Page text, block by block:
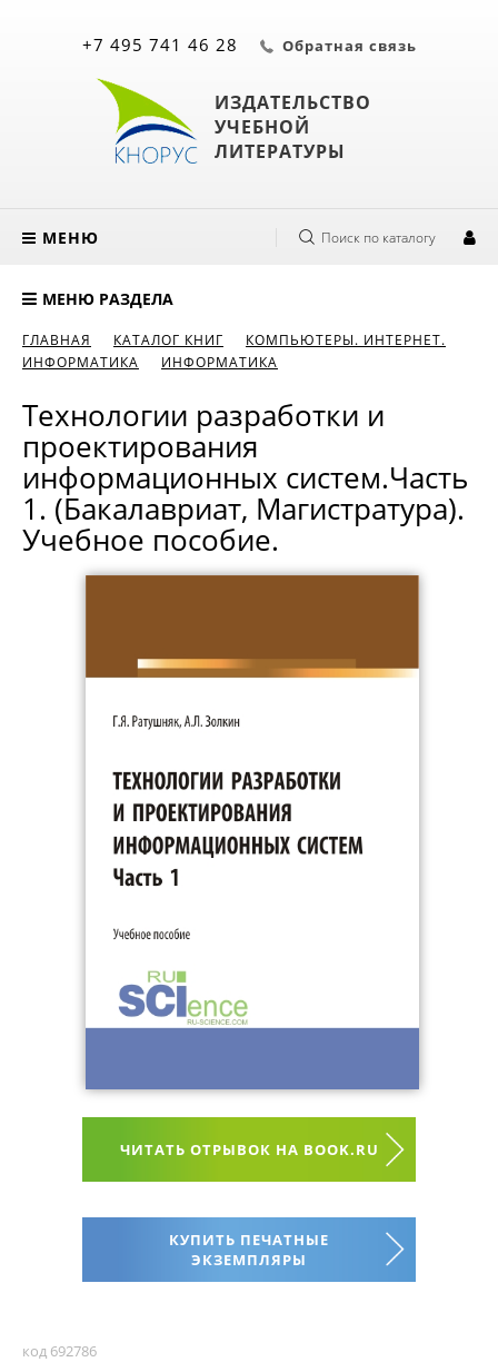
ИЗДАТЕЛЬСТВО
УЧЕБНОЙ
ЛИТЕРАТУРЫ
+7 495 741 46 28 Обратная связь
МЕНЮ Поиск по каталогу
МЕНЮ РАЗДЕЛА
ГЛАВНАЯ КАТАЛОГ КНИГ
КОМПЬЮТЕРЫ. ИНТЕРНЕТ.
ИНФОРМАТИКА
ИНФОРМАТИКА
Технологии разработки и
проектирования
информационных систем.Часть
1. (Бакалавриат, Магистратура).
Учебное пособие.
ЧИТАТЬ ОТРЫВОК НА BOOK.RU
КУПИТЬ ПЕЧАТНЫЕ
ЭКЗЕМПЛЯРЫ
код 692786